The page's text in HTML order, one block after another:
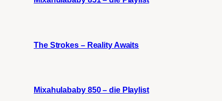
The Strokes – Reality Awaits
Mixahulababy 850 – die Playlist